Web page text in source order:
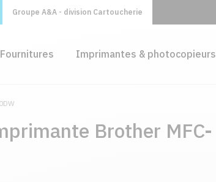
Groupe A&A - division Cartoucherie
Fournitures Imprimantes & photocopieurs
Brother MFC-